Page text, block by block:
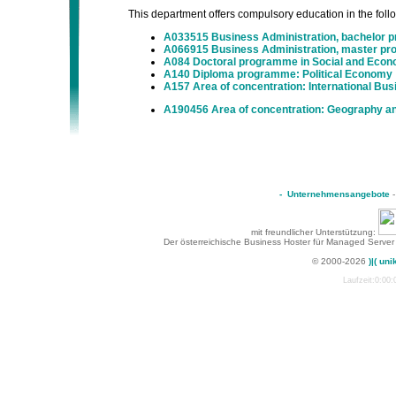
This department offers compulsory education in the
A033515 Business Administration, bachelor
A066915 Business Administration, master
A084 Doctoral programme in Social and
A140 Diploma programme: Political Economy
A157 Area of concentration: International
A190456 Area of concentration: Geography
- Unternehmensangebote
mit freundlicher Unterstützung:
Der österreichische Business Hoster für Managed
© 2000-2026 )|(